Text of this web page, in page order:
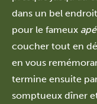
dans un bel
pour le fameux
coucher tout en
en vous
termine ensuite
somptueux dîner